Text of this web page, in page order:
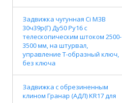
Задвижка чугунная Ci МЗВ
30ч39р(Г) Ду50 Ру16 с
телескопическим штоком 2500-
3500 мм, на штурвал,
управление Т-образный ключ,
без ключа
Задвижка с обрезиненным
клином Гранар (АДЛ) KR17 для